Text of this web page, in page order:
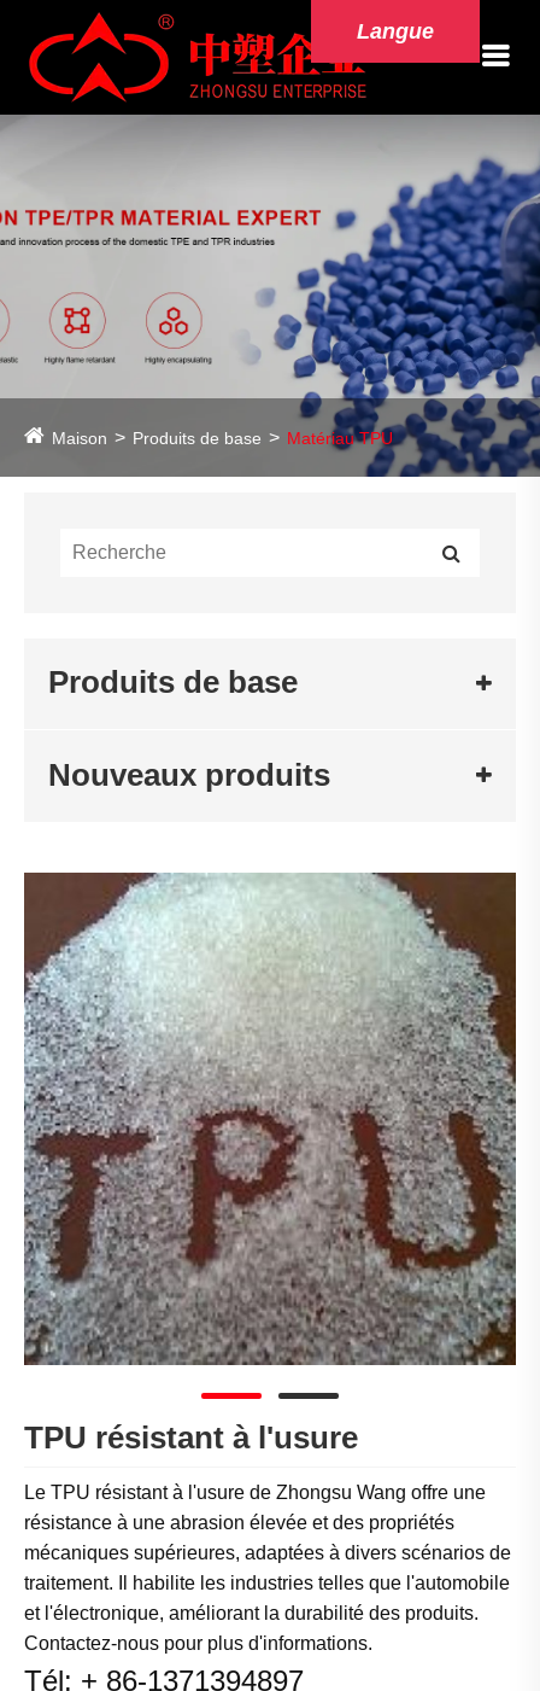
Langue
Maison Produits de base Matériau TPU
Produits de base
Nouveaux produits
TPU résistant à l'usure
Le TPU résistant à l'usure de Zhongsu Wang offre une
résistance à une abrasion élevée et des propriétés
mécaniques supérieures, adaptées à divers scénarios de
traitement. Il habilite les industries telles que l'automobile
et l'électronique, améliorant la durabilité des produits.
Contactez-nous pour plus d'informations.
Tél: + 86-1371394897